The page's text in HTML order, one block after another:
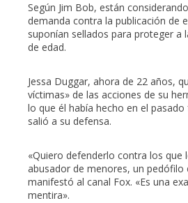
Según Jim Bob, están
demanda contra la publicación de
suponían sellados para proteger a
de edad.
Jessa Duggar, ahora de 22 años,
víctimas» de las acciones de su
lo que él había hecho en el
salió a su defensa.
«Quiero defenderlo contra los que
abusador de menores, un pedófilo
manifestó al canal Fox. «Es una
mentira».